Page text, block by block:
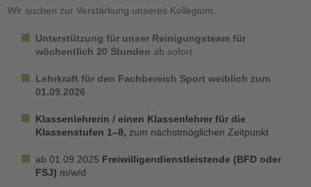
Wir suchen zur Verstärkung unseres Kollegium:
Unterstützung für unser Reinigungsteam für
wöchentlich 20 Stunden ab sofort
Lehrkraft für den Fachbereich Sport weiblich zum
01.09.2026
Klassenlehrerin / einen Klassenlehrer für die
Klassenstufen 1–8, zum nächstmöglichen Zeitpunkt
ab 01.09.2025 Freiwilligendienstleistende (BFD oder
FSJ) m/w/d